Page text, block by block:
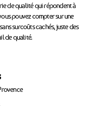
de qualité qui répondent à
pouvez compter sur une
surcoûts cachés, juste des
de qualité.